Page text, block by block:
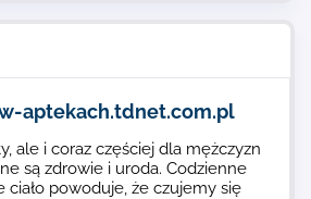
aptekach.tdnet.com.pl
ale i coraz częściej dla mężczyzn
są zdrowie i uroda. Codzienne
ciało powoduje, że czujemy się